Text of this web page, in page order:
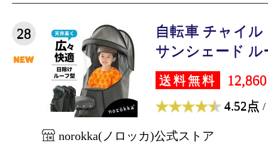
28
自転車 チャイ
サンシェード ル
送料無料
4.52点 /
norokka(ノロッカ)公式ストア